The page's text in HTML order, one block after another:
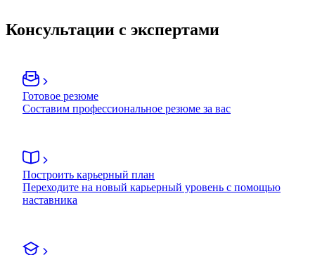
Консультации с экспертами
Готовое резюме
Составим профессиональное резюме за вас
Построить карьерный план
Переходите на новый карьерный уровень с помощью
наставника